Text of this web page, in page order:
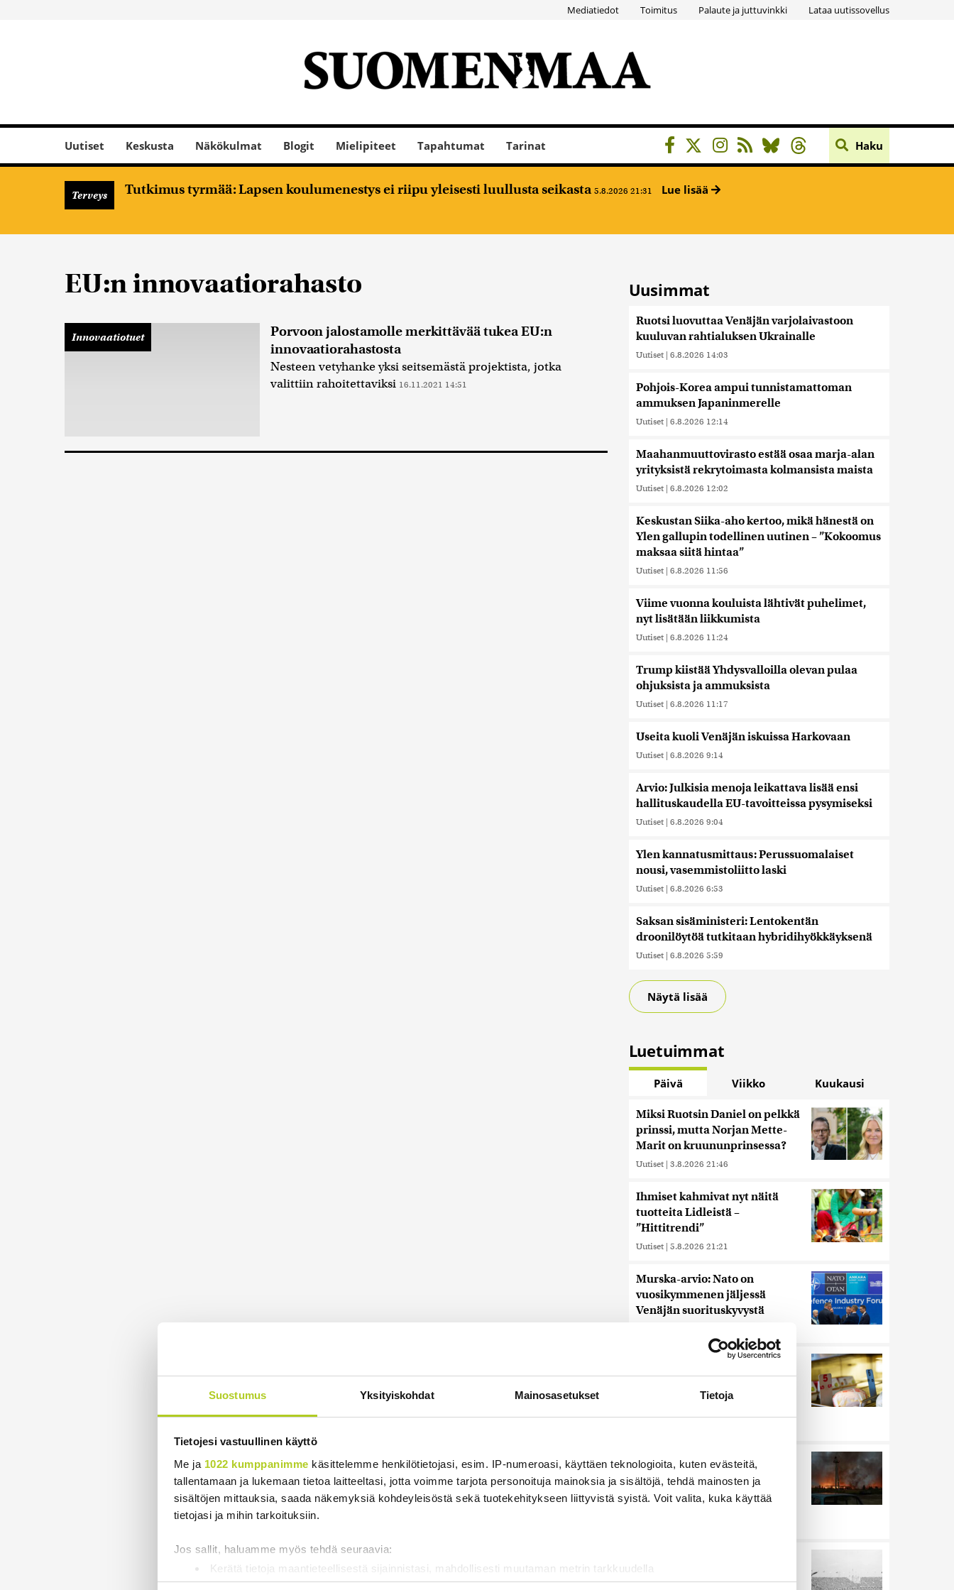
Suostumus Yksityiskohdat Mainosasetukset Tietoja
Tietojesi vastuullinen käyttö
Me ja 1022 kumppanimme käsittelemme henkilötietojasi, esim. IP-numeroasi, käyttäen teknologioita, kuten evästeitä,
tallentamaan ja lukemaan tietoa laitteeltasi, jotta voimme tarjota personoituja mainoksia ja sisältöjä, tehdä mainosten ja
sisältöjen mittauksia, saada näkemyksiä kohdeyleisöstä sekä tuotekehitykseen liittyvistä syistä. Voit valita, kuka käyttää
tietojasi ja mihin tarkoituksiin.
Jos sallit, haluamme myös tehdä seuraavia:
Kerätä tietoja maantieteellisestä sijainnistasi, mahdollisesti muutaman metrin tarkkuudella
Tunnistaa laitteesi skannaamalla sen ominaispiirteitä aktiivisesti (sormenjäljen muodostaminen)
Mediatiedot Toimitus Palaute ja juttuvinkki Lataa uutissovellus
Uutiset Keskusta Näkökulmat Blogit Mielipiteet Tapahtumat Tarinat Haku
Terveys Tutkimus tyrmää: Lapsen koulumenestys ei riipu yleisesti luullusta seikasta 5.8.2026 21:31 Lue lisää
EU:n innovaatiorahasto
Innovaatiotuet
Porvoon jalostamolle merkittävää tukea EU:n
innovaatiorahastosta
Nesteen vetyhanke yksi seitsemästä projektista, jotka
valittiin rahoitettaviksi 16.11.2021 14:51
Uusimmat
Ruotsi luovuttaa Venäjän varjolaivastoon
kuuluvan rahtialuksen Ukrainalle
Uutiset | 6.8.2026 14:03
Pohjois-Korea ampui tunnistamattoman
ammuksen Japaninmerelle
Uutiset | 6.8.2026 12:14
Maahanmuuttovirasto estää osaa marja-alan
yrityksistä rekrytoimasta kolmansista maista
Uutiset | 6.8.2026 12:02
Keskustan Siika-aho kertoo, mikä hänestä on
Ylen gallupin todellinen uutinen – ”Kokoomus
maksaa siitä hintaa”
Uutiset | 6.8.2026 11:56
Viime vuonna kouluista lähtivät puhelimet,
nyt lisätään liikkumista
Uutiset | 6.8.2026 11:24
Trump kiistää Yhdysvalloilla olevan pulaa
ohjuksista ja ammuksista
Uutiset | 6.8.2026 11:17
Useita kuoli Venäjän iskuissa Harkovaan
Uutiset | 6.8.2026 9:14
Arvio: Julkisia menoja leikattava lisää ensi
hallituskaudella EU-tavoitteissa pysymiseksi
Uutiset | 6.8.2026 9:04
Ylen kannatusmittaus: Perussuomalaiset
nousi, vasemmistoliitto laski
Uutiset | 6.8.2026 6:53
Saksan sisäministeri: Lentokentän
droonilöytöä tutkitaan hybridihyökkäyksenä
Uutiset | 6.8.2026 5:59
Näytä lisää
Luetuimmat
Päivä Viikko Kuukausi
Miksi Ruotsin Daniel on pelkkä
prinssi, mutta Norjan Mette-
Marit on kruununprinsessa?
Uutiset | 3.8.2026 21:46
Ihmiset kahmivat nyt näitä
tuotteita Lidleistä –
”Hittitrendi”
Uutiset | 5.8.2026 21:21
Murska-arvio: Nato on
vuosikymmenen jäljessä
Venäjän suorituskyvystä
Nämä ihmiset sairastuvat
muita herkemmin sydän- ja
verisuonitauteihin, sanoo
Ukrainan mukaan yhtään
Venäjän ohjusta ei kyetty
pudottamaan iskussa, jossa
kuoli toistakymmentä ihmistä
olympialaisissa, mitä pinnan